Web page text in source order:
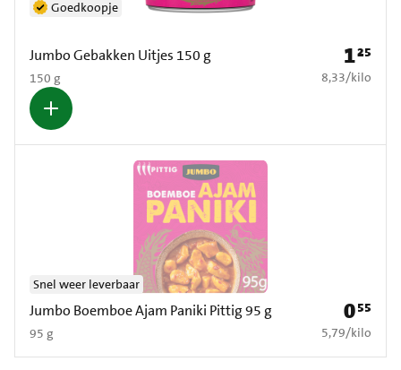
Jumbo Gebakken Uitjes 150 g
150 g
Goedkoopje
Prijs: €
125
€ 8,33 per kilo
8,33/kilo
Jumbo Boemboe Ajam Paniki Pittig 95 g
95 g
Snel weer leverbaar
Prijs: €
055
€ 5,79 per kilo
5,79/kilo